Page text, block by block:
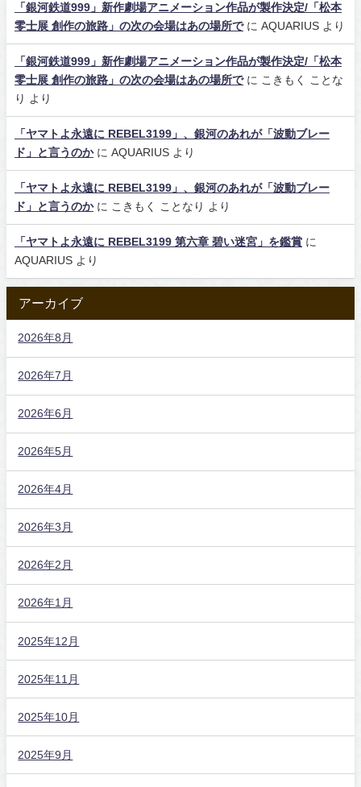
「銀河鉄道999」新作劇場アニメーション作品が製作決定/「松本
零士展 創作の旅路」の次の会場はあの場所でに AQUARIUS より
「銀河鉄道999」新作劇場アニメーション作品が製作決定/「松本
零士展 創作の旅路」の次の会場はあの場所でに
こきもく ことな
り
より
「ヤマトよ永遠に REBEL3199」、銀河のあれが「波動ブレー
ド」と言うのかに AQUARIUS より
「ヤマトよ永遠に REBEL3199」、銀河のあれが「波動ブレー
ド」と言うのかに こきもく ことなり より
「ヤマトよ永遠に REBEL3199 第六章 碧い迷宮」を鑑賞 に
AQUARIUS より
アーカイブ
2026年8月
2026年7月
2026年6月
2026年5月
2026年4月
2026年3月
2026年2月
2026年1月
2025年12月
2025年11月
2025年10月
2025年9月